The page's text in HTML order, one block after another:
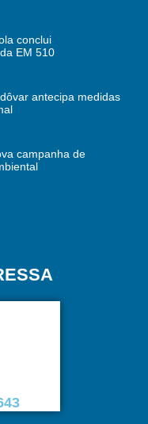
conclui
EM 510
antecipa medidas
campanha de